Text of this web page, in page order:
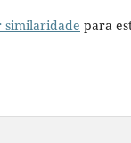
similaridade para